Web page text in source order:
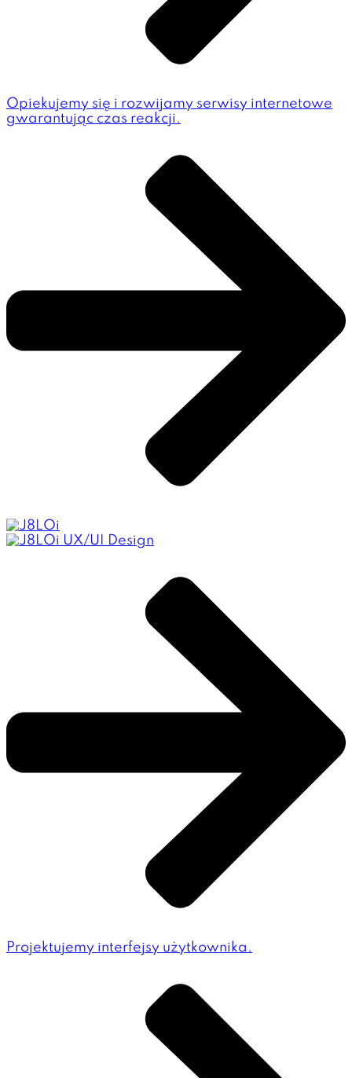
Opiekujemy się i rozwijamy serwisy internetowe
gwarantując czas reakcji.
UX/UI Design
Projektujemy interfejsy użytkownika.